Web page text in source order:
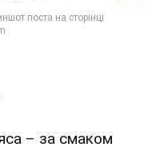
– за смаком